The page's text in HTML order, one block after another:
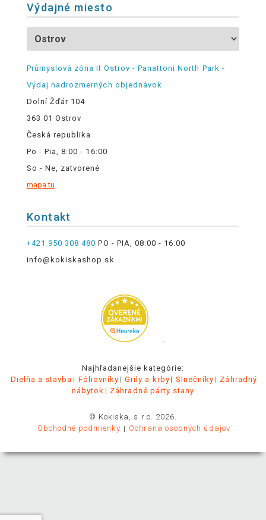
Výdajné miesto
Průmyslová zóna II Ostrov - Panattoni North Park -
Výdaj nadrozmerných objednávok
Dolní Žďár 104
363 01 Ostrov
Česká republika
Po - Pia, 8:00 - 16:00
So - Ne, zatvorené
mapa tu
Kontakt
+421 950 308 480 PO - PIA, 08:00 - 16:00
info@kokiskashop.sk
.
Najhľadanejšie kategórie:
Dielňa a stavba
Fóliovníky Grily a krby Slnečníky
Záhradný
nábytok
Záhradné párty stany
© Kokiska, s.r.o. 2026.
Obchodné podmienky
Ochrana osobných údajov